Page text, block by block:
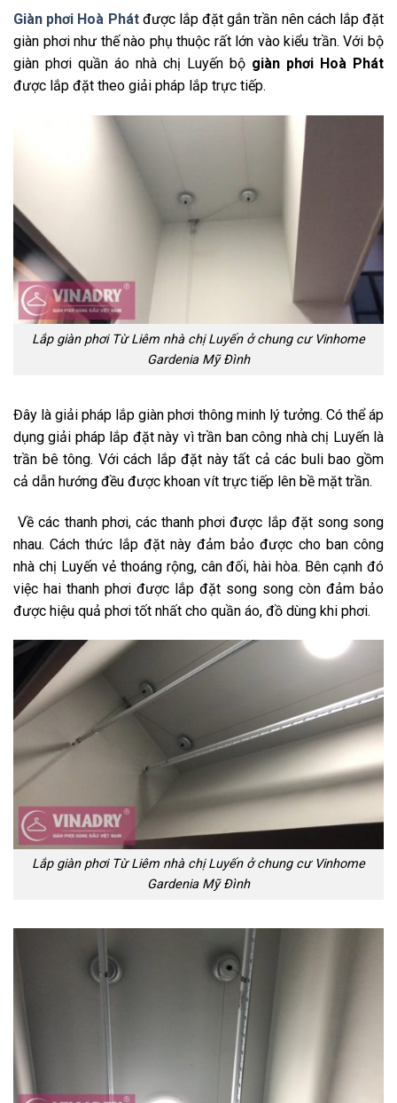
Giàn phơi Hoà Phátđược lắp đặt gắn trần nên cách lắp đặt
giàn phơi như thế nào phụ thuộc rất lớn vào kiểu trần. Với bộ
giàn phơi quần áo nhà chị Luyến bộ giàn phơi Hoà Phát
được lắp đặt theo giải pháp lắp trực tiếp.
Lắp giàn phơi Từ Liêm nhà chị Luyến ở chung cư Vinhome
Gardenia Mỹ Đình
Đây là giải pháp lắp giàn phơi thông minh lý tưởng. Có thể áp
dụng giải pháp lắp đặt này vì trần ban công nhà chị Luyến là
trần bê tông. Với cách lắp đặt này tất cả các buli bao gồm
cả dẫn hướng đều được khoan vít trực tiếp lên bề mặt trần.
Về các thanh phơi, các thanh phơi được lắp đặt song song
nhau. Cách thức lắp đặt này đảm bảo được cho ban công
nhà chị Luyến vẻ thoáng rộng, cân đối, hài hòa. Bên cạnh đó
việc hai thanh phơi được lắp đặt song song còn đảm bảo
được hiệu quả phơi tốt nhất cho quần áo, đồ dùng khi phơi.
Lắp giàn phơi Từ Liêm nhà chị Luyến ở chung cư Vinhome
Gardenia Mỹ Đình